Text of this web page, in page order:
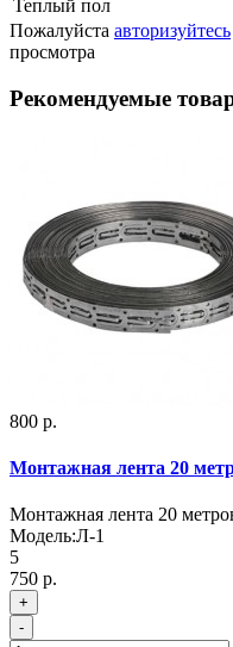
Теплый пол
Пожалуйста авторизуйтесь
просмотра
Рекомендуемые
800 р.
Монтажная лента 20
Монтажная лента 20
Модель:Л-1
5
750 р.
+
-